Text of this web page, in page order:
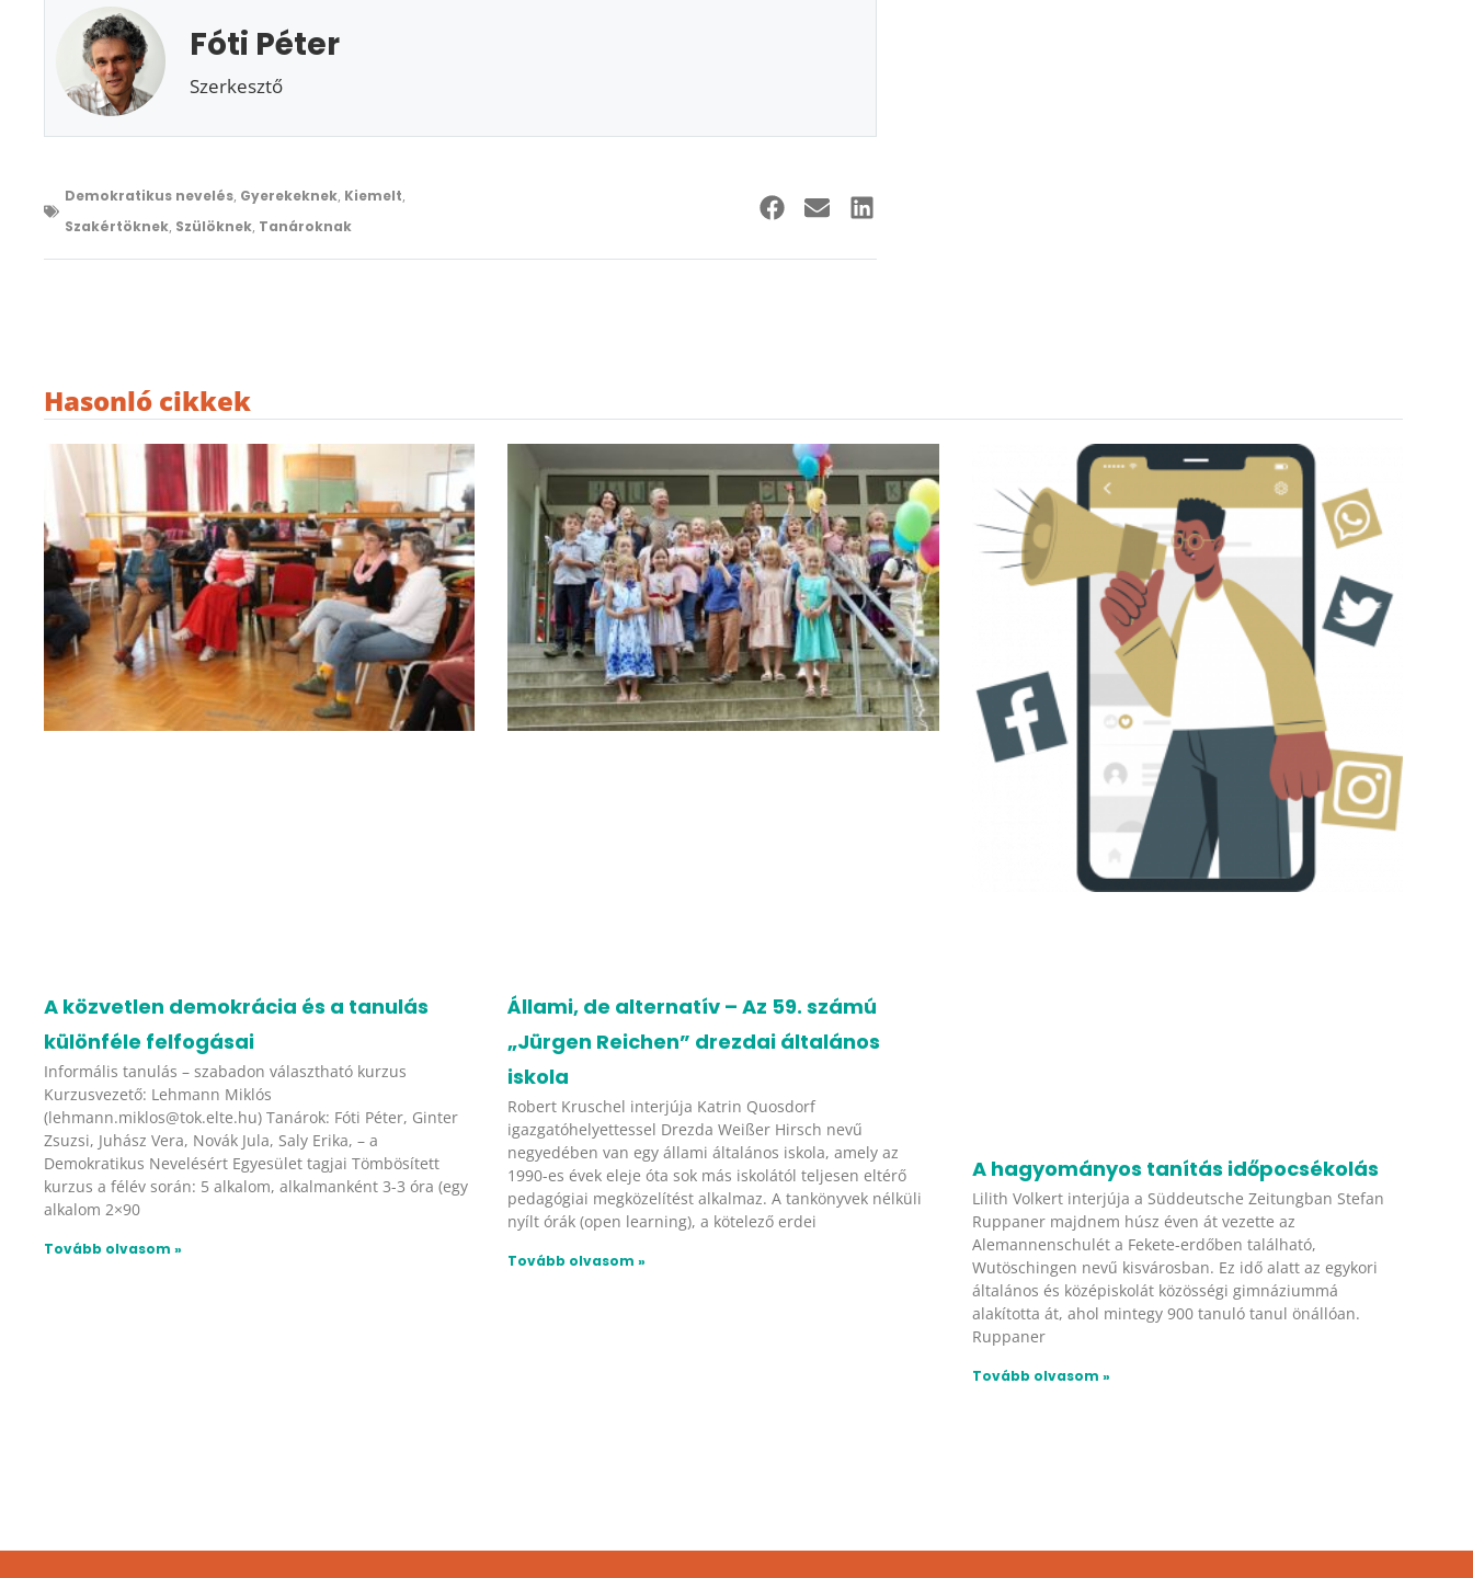
Fóti Péter
Szerkesztő
Demokratikus nevelés, Gyerekeknek, Kiemelt,
Szakértöknek, Szülöknek, Tanároknak
Hasonló cikkek
A közvetlen demokrácia és a tanulás
különféle felfogásai
Informális tanulás – szabadon választható kurzus
Kurzusvezető: Lehmann Miklós
(lehmann.miklos@tok.elte.hu) Tanárok: Fóti Péter, Ginter
Zsuzsi, Juhász Vera, Novák Jula, Saly Erika, – a
Demokratikus Nevelésért Egyesület tagjai Tömbösített
kurzus a félév során: 5 alkalom, alkalmanként 3-3 óra (egy
alkalom 2×90
Tovább olvasom »
Állami, de alternatív – Az 59. számú
„Jürgen Reichen” drezdai általános
iskola
Robert Kruschel interjúja Katrin Quosdorf
igazgatóhelyettessel Drezda Weißer Hirsch nevű
negyedében van egy állami általános iskola, amely az
1990-es évek eleje óta sok más iskolától teljesen eltérő
pedagógiai megközelítést alkalmaz. A tankönyvek nélküli
nyílt órák (open learning), a kötelező erdei
Tovább olvasom »
A hagyományos tanítás időpocsékolás
Lilith Volkert interjúja a Süddeutsche Zeitungban Stefan
Ruppaner majdnem húsz éven át vezette az
Alemannenschulét a Fekete-erdőben található,
Wutöschingen nevű kisvárosban. Ez idő alatt az egykori
általános és középiskolát közösségi gimnáziummá
alakította át, ahol mintegy 900 tanuló tanul önállóan.
Ruppaner
Tovább olvasom »